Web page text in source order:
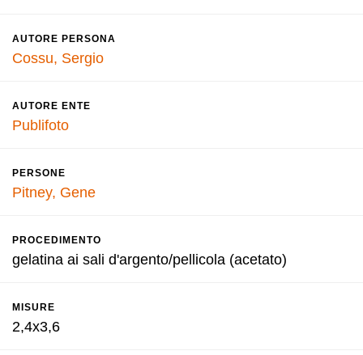
AUTORE PERSONA
Cossu, Sergio
AUTORE ENTE
Publifoto
PERSONE
Pitney, Gene
PROCEDIMENTO
gelatina ai sali d'argento/pellicola (acetato)
MISURE
2,4x3,6